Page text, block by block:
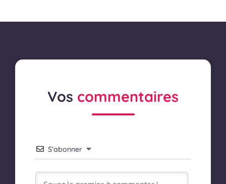
Vos commentaires
S’abonner